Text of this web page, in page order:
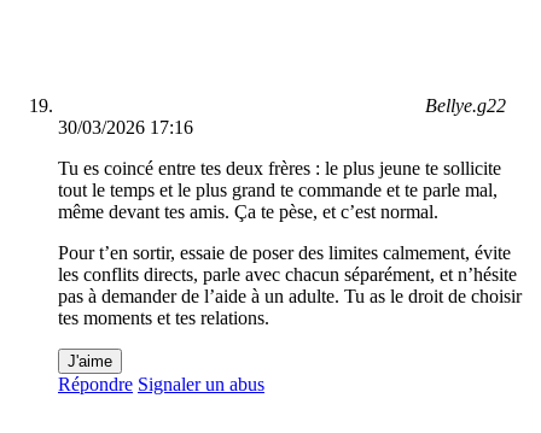
Bellye.g22
30/03/2026 17:16
Tu es coincé entre tes deux frères : le plus jeune te sollicite
tout le temps et le plus grand te commande et te parle mal,
même devant tes amis. Ça te pèse, et c’est normal.
Pour t’en sortir, essaie de poser des limites calmement, évite
les conflits directs, parle avec chacun séparément, et n’hésite
pas à demander de l’aide à un adulte. Tu as le droit de choisir
tes moments et tes relations.
J'aime
Répondre Signaler un abus